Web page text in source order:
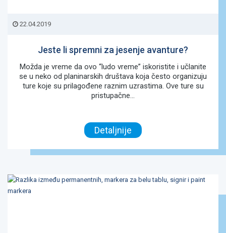
22.04.2019
Jeste li spremni za jesenje avanture?
Možda je vreme da ovo “ludo vreme” iskoristite i učlanite
se u neko od planinarskih društava koja često organizuju
ture koje su prilagođene raznim uzrastima. Ove ture su
pristupačne...
Detaljnije